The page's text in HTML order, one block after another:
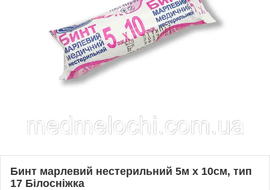
Бинт марлевий нестерильний 5м х 10см, тип
17 Білосніжка